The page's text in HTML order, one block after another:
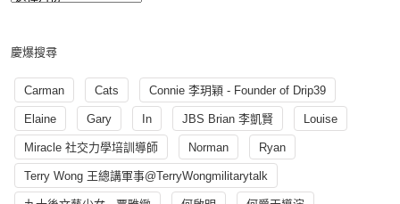
慶爆搜尋
Carman Cats Connie 李玥穎 - Founder of Drip39
Elaine Gary In JBS Brian 李凱賢 Louise
Miracle 社交力學培訓導師 Norman Ryan
Terry Wong 王總講軍事@TerryWongmilitarytalk